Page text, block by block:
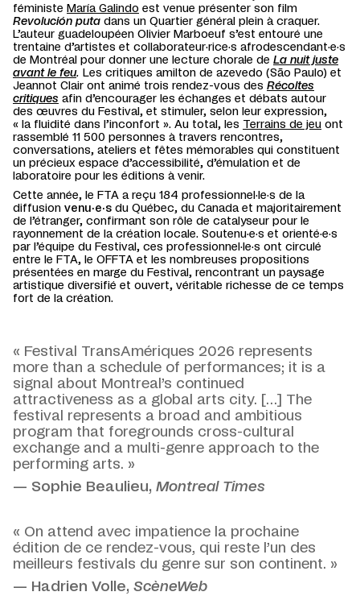
féministe María Galindo est venue présenter son film
Revolución puta dans un Quartier général plein à craquer.
L’auteur guadeloupéen Olivier Marboeuf s’est entouré une
trentaine d’artistes et collaborateur·rice·s afrodescendant·e·s
de Montréal pour donner une lecture chorale de La nuit juste
avant le feu. Les critiques amilton de azevedo (São Paulo) et
Jeannot Clair ont animé trois rendez-vous des Récoltes
critiques afin d’encourager les échanges et débats autour
des œuvres du Festival, et stimuler, selon leur expression,
« la fluidité dans l’inconfort ». Au total, les
Terrains de jeu ont
rassemblé 11 500 personnes à travers rencontres,
conversations, ateliers et fêtes mémorables qui constituent
un précieux espace d’accessibilité, d’émulation et de
laboratoire pour les éditions à venir.
Cette année, le FTA a reçu 184 professionnel·le·s de la
diffusion venu·e·s du Québec, du Canada et majoritairement
de l’étranger, confirmant son rôle de catalyseur pour le
rayonnement de la création locale. Soutenu·e·s et orienté·e·s
par l’équipe du Festival, ces professionnel·le·s ont circulé
entre le FTA, le OFFTA et les nombreuses propositions
présentées en marge du Festival, rencontrant un paysage
artistique diversifié et ouvert, véritable richesse de ce temps
fort de la création.
« Festival TransAmériques 2026 represents
more than a schedule of performances; it is a
signal about Montreal’s continued
attractiveness as a global arts city. […] The
festival represents a broad and ambitious
program that foregrounds cross-cultural
exchange and a multi-genre approach to the
performing arts. »
— Sophie Beaulieu, Montreal Times
« On attend avec impatience la prochaine
édition de ce rendez-vous, qui reste l’un des
meilleurs festivals du genre sur son continent. »
— Hadrien Volle, ScèneWeb